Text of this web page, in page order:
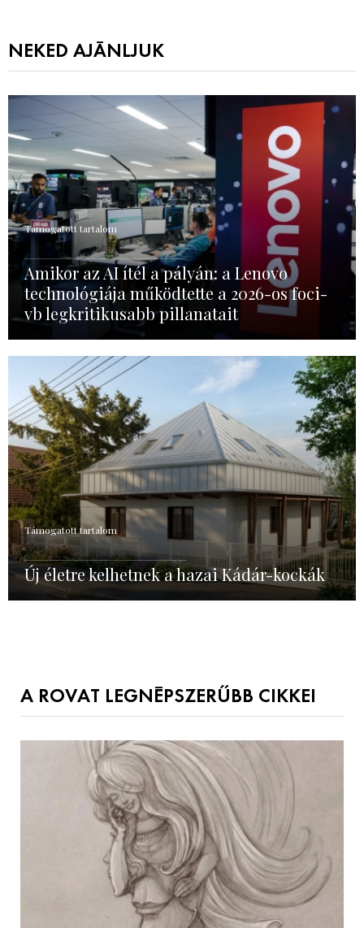
NEKED AJÁNLJUK
Támogatott tartalom
Amikor az AI ítél a pályán: a Lenovo
technológiája működtette a 2026-os foci-
vb legkritikusabb pillanatait
Támogatott tartalom
Új életre kelhetnek a hazai Kádár-kockák
A ROVAT LEGNÉPSZERŰBB CIKKEI